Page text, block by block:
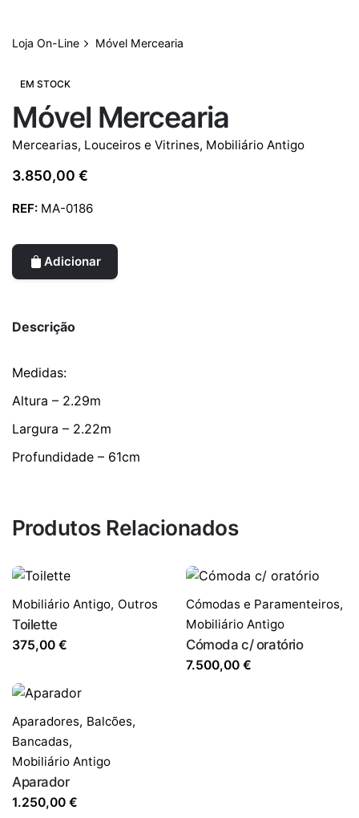
Loja On-Line Móvel Mercearia
EM STOCK
Móvel Mercearia
Mercearias, Louceiros e Vitrines, Mobiliário Antigo
3.850,00 €
REF: MA-0186
Adicionar
Descrição
Medidas:
Altura – 2.29m
Largura – 2.22m
Profundidade – 61cm
Produtos Relacionados
Mobiliário Antigo, Outros
Toilette
375,00 €
Cómodas e Paramenteiros,
Mobiliário Antigo
Cómoda c/ oratório
7.500,00 €
Aparadores, Balcões,
Bancadas,
Mobiliário Antigo
Aparador
1.250,00 €